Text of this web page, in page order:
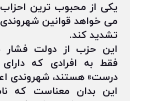
یکی از محبوب ترین احزاب
می خواهد قوانین شهروندی
تشدید کند.
این حزب از دولت فشار
فقط به افرادی که
درست» هستند، شهروندی
این بدان معناست که